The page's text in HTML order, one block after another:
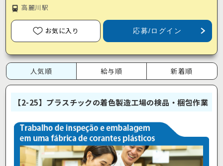
高麗川駅
お気に入り 応募/ログイン
人気順 給与順 新着順
【2-25】プラスチックの着色製造工場の検品・梱包作業